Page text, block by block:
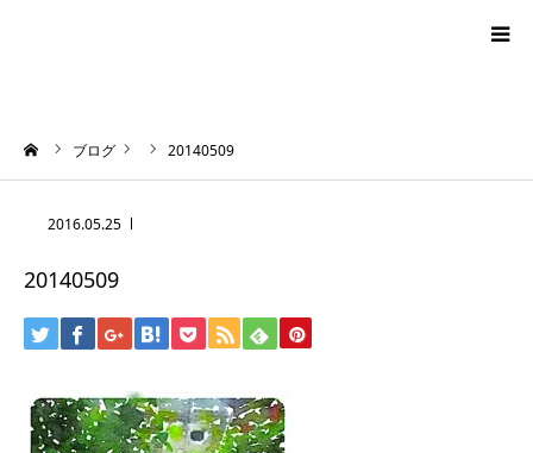
ブログ 20140509
2016.05.25
20140509
プロフィール
お問い合わせ